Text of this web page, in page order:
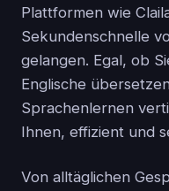
Plattformen wie
Sekundenschnelle
gelangen. Egal, ob
Englische
Sprachenlernen
Ihnen, effizient und
Von alltäglichen